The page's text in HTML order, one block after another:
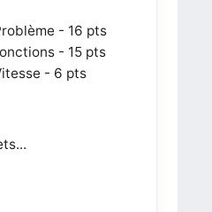
- 16 pts
- 15 pts
- 6 pts